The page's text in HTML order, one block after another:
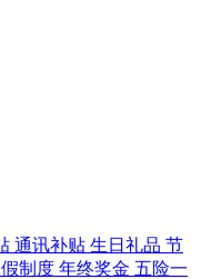
通讯补贴 生日礼品 节
制度 年终奖金 五险一